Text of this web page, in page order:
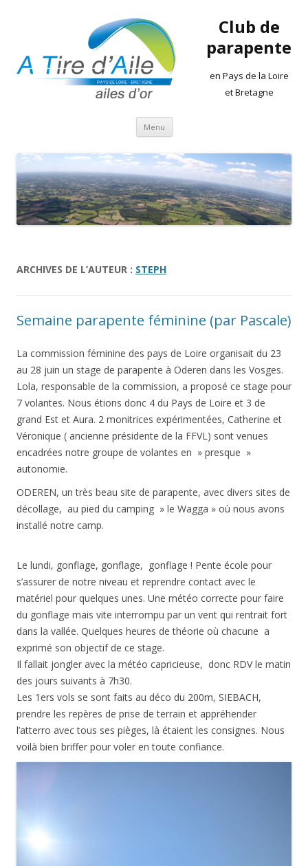
Club de
parapente
en Pays de la Loire
et Bretagne
Menu Aller
contenu
ARCHIVES DE L’AUTEUR : STEPH
Semaine parapente féminine (par Pascale)
La commission féminine des pays de Loire organisait du 23
au 28 juin un stage de parapente à Oderen dans les Vosges.
Lola, responsable de la commission, a proposé ce stage pour
7 volantes. Nous étions donc 4 du Pays de Loire et 3 de
grand Est et Aura. 2 monitrices expérimentées, Catherine et
Véronique ( ancienne présidente de la FFVL) sont venues
encadrées notre groupe de volantes en » presque »
autonomie.
ODEREN, un très beau site de parapente, avec divers sites de
décollage, au pied du camping » le Wagga » où nous avons
installé notre camp.
Le lundi, gonflage, gonflage, gonflage ! Pente école pour
s’assurer de notre niveau et reprendre contact avec le
matériel pour quelques unes. Une météo correcte pour faire
du gonflage mais vite interrompu par un vent qui rentrait fort
dans la vallée. Quelques heures de théorie où chacune a
exprimé son objectif de ce stage.
Il fallait jongler avec la météo capricieuse, donc RDV le matin
des jours suivants à 7h30.
Les 1ers vols se sont faits au déco du 200m, SIEBACH,
prendre les repères de prise de terrain et appréhender
l’atterro avec tous ses pièges, là étaient les consignes. Nous
voilà bien briffer pour voler en toute confiance.